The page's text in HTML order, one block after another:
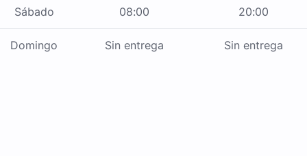
Sábado 08:00 20:00
Domingo Sin entrega Sin entrega